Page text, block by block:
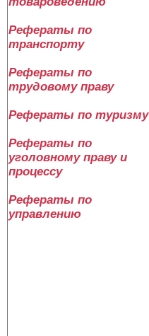
Рефераты по
транспорту
Рефераты по
трудовому праву
Рефераты по туризму
Рефераты по
уголовному праву и
процессу
Рефераты по
управлению